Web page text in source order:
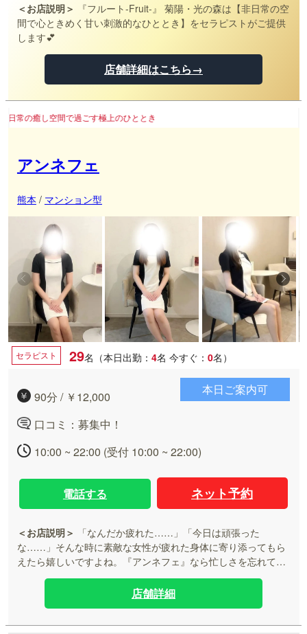
＜お店説明＞
『フルート-Fruit-』 菊陽・光の森は【非日常の空
間で心ときめく甘い刺激的なひととき】をセラピストがご提供
します💕
店舗詳細はこちら→
極上のひととき
アンネフェ
熊本 / マンション型
セラピスト 29名（本日出勤： 4名 今すぐ： 0名）
90分 / ￥12,000
口コミ：募集中！
10:00 ~ 22:00 (受付 10:00 ~ 22:00)
本日ご案内可
電話する ネット予約
＜お店説明＞
「なんだか疲れた……」「今日は頑張った
な……」そんな時に素敵な女性が疲れた身体に寄り添ってもら
えたら嬉しいですよね。『アンネフェ』なら忙しさを忘れて癒
やされるひとときが過ごせるでしょう！同店は熊本で大注目の
メンズエステで、素敵なセラピストの手の温もりと優しさを感
じながらリラックスできます。オイルのようなトロリとした癒
店舗詳細